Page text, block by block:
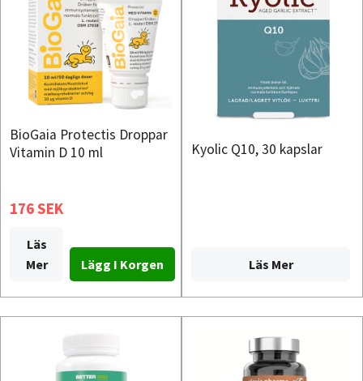
BioGaia Protectis Droppar
Vitamin D 10 ml
176 SEK
Läs
Mer
Kyolic Q10, 30 kapslar
Läs Mer